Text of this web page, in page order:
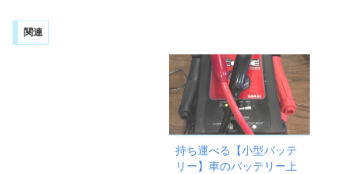
関連
持ち運べる【小型バッテ
リー】車のバッテリー上